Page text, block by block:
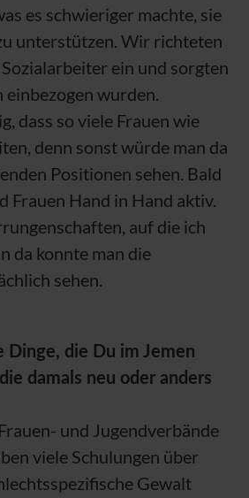
es schwieriger machte, sie
unterstützen. Wir richteten
ein und sorgten
einbezogen wurden.
dass so viele Frauen wie
denn sonst würde man da
Positionen sehen. Bald
Frauen Hand in Hand aktiv.
auf die ich
da konnte man die
sehen.
Dinge, die Du im Jemen
damals neu oder anders
und Jugendverbände
viele Schulungen über
Gewalt